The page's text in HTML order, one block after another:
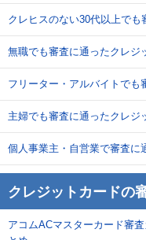
クレヒスのない30代以上で
無職でも審査に通ったクレジ
フリーター・アルバイトでも
主婦でも審査に通ったクレジ
個人事業主・自営業で審査に
クレジットカードの
アコムACマスターカード審